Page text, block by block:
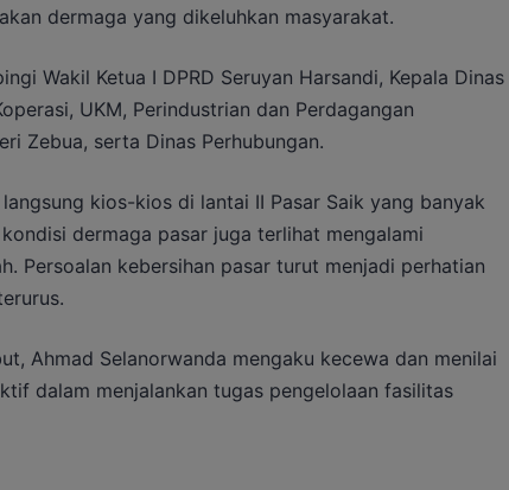
dermaga yang dikeluhkan masyarakat.
Wakil Ketua I DPRD Seruyan Harsandi, Kepala Dinas
UKM, Perindustrian dan Perdagangan
Zebua, serta Dinas Perhubungan.
kios-kios di lantai II Pasar Saik yang banyak
dermaga pasar juga terlihat mengalami
Persoalan kebersihan pasar turut menjadi perhatian
Ahmad Selanorwanda mengaku kecewa dan menilai
dalam menjalankan tugas pengelolaan fasilitas